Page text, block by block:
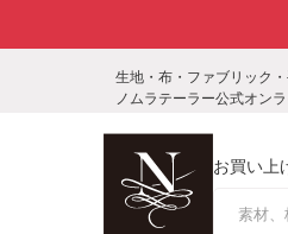
生地・布・ファブリック
ノムラテーラー公式オン
お買い上